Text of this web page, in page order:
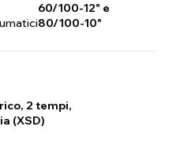
60/100-12" e
80/100-10"
2 tempi,
(XSD)